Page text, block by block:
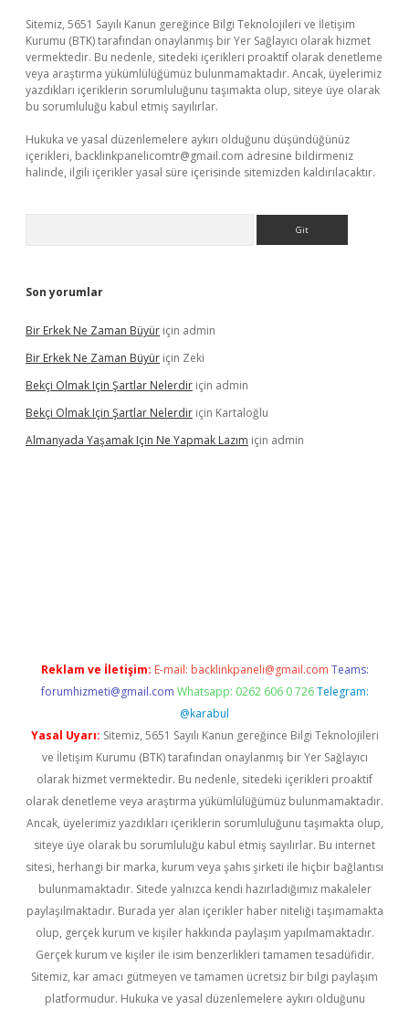
Sitemiz, 5651 Sayılı Kanun gereğince Bilgi Teknolojileri ve İletişim
Kurumu (BTK) tarafından onaylanmış bir Yer Sağlayıcı olarak hizmet
vermektedir. Bu nedenle, sitedeki içerikleri proaktif olarak denetleme
veya araştırma yükümlülüğümüz bulunmamaktadır. Ancak, üyelerimiz
yazdıkları içeriklerin sorumluluğunu taşımakta olup, siteye üye olarak
bu sorumluluğu kabul etmiş sayılırlar.
Hukuka ve yasal düzenlemelere aykırı olduğunu düşündüğünüz
içerikleri, backlinkpanelicomtr@gmail.com adresine bildirmeniz
halinde, ilgili içerikler yasal süre içerisinde sitemizden kaldırılacaktır.
Son yorumlar
Bir Erkek Ne Zaman Büyür için admin
Bir Erkek Ne Zaman Büyür için Zeki
Bekçi Olmak Için Şartlar Nelerdir için admin
Bekçi Olmak Için Şartlar Nelerdir için Kartaloğlu
Almanyada Yaşamak Için Ne Yapmak Lazım için admin
Reklam ve İletişim: E-mail: backlinkpaneli@gmail.com Teams:
forumhizmeti@gmail.com Whatsapp: 0262 606 0 726 Telegram:
@karabul
Yasal Uyarı: Sitemiz, 5651 Sayılı Kanun gereğince Bilgi Teknolojileri
ve İletişim Kurumu (BTK) tarafından onaylanmış bir Yer Sağlayıcı
olarak hizmet vermektedir. Bu nedenle, sitedeki içerikleri proaktif
olarak denetleme veya araştırma yükümlülüğümüz bulunmamaktadır.
Ancak, üyelerimiz yazdıkları içeriklerin sorumluluğunu taşımakta olup,
siteye üye olarak bu sorumluluğu kabul etmiş sayılırlar. Bu internet
sitesi, herhangi bir marka, kurum veya şahıs şirketi ile hiçbir bağlantısı
bulunmamaktadır. Sitede yalnızca kendi hazırladığımız makaleler
paylaşılmaktadır. Burada yer alan içerikler haber niteliği taşımamakta
olup, gerçek kurum ve kişiler hakkında paylaşım yapılmamaktadır.
Gerçek kurum ve kişiler ile isim benzerlikleri tamamen tesadüfidir.
Sitemiz, kar amacı gütmeyen ve tamamen ücretsiz bir bilgi paylaşım
platformudur. Hukuka ve yasal düzenlemelere aykırı olduğunu